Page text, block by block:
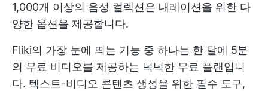
1,000개 이상의 음성 컬렉션은 내레이션을 위한 다
양한 옵션을 제공합니다.
Fliki의 가장 눈에 띄는 기능 중 하나는 한 달에 5분
의 무료 비디오를 제공하는 넉넉한 무료 플랜입니
다. 텍스트-비디오 콘텐츠 생성을 위한 필수 도구,